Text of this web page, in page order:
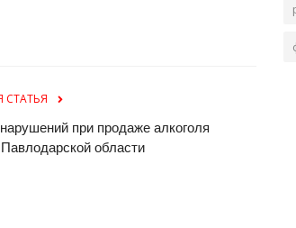
при продаже алкоголя
области